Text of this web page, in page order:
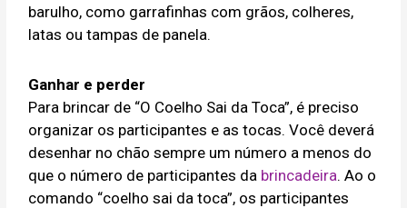
barulho, como garrafinhas com grãos, colheres,
latas ou tampas de panela.
Ganhar e perder
Para brincar de “O Coelho Sai da Toca”, é preciso
organizar os participantes e as tocas. Você deverá
desenhar no chão sempre um número a menos do
que o número de participantes da brincadeira. Ao o
comando “coelho sai da toca”, os participantes